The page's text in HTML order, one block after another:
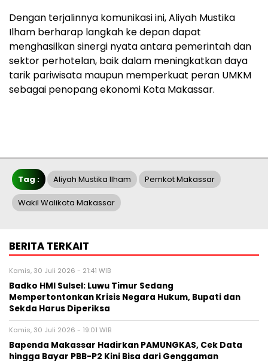
Dengan terjalinnya komunikasi ini, Aliyah Mustika
Ilham berharap langkah ke depan dapat
menghasilkan sinergi nyata antara pemerintah dan
sektor perhotelan, baik dalam meningkatkan daya
tarik pariwisata maupun memperkuat peran UMKM
sebagai penopang ekonomi Kota Makassar.
Tag : Aliyah Mustika Ilham Pemkot Makassar
Wakil Walikota Makassar
BERITA TERKAIT
Kamis, 30 Juli 2026 - 21:41 WIB
Badko HMI Sulsel: Luwu Timur Sedang
Mempertontonkan Krisis Negara Hukum, Bupati dan
Sekda Harus Diperiksa
Kamis, 30 Juli 2026 - 19:01 WIB
Bapenda Makassar Hadirkan PAMUNGKAS, Cek Data
hingga Bayar PBB-P2 Kini Bisa dari Genggaman